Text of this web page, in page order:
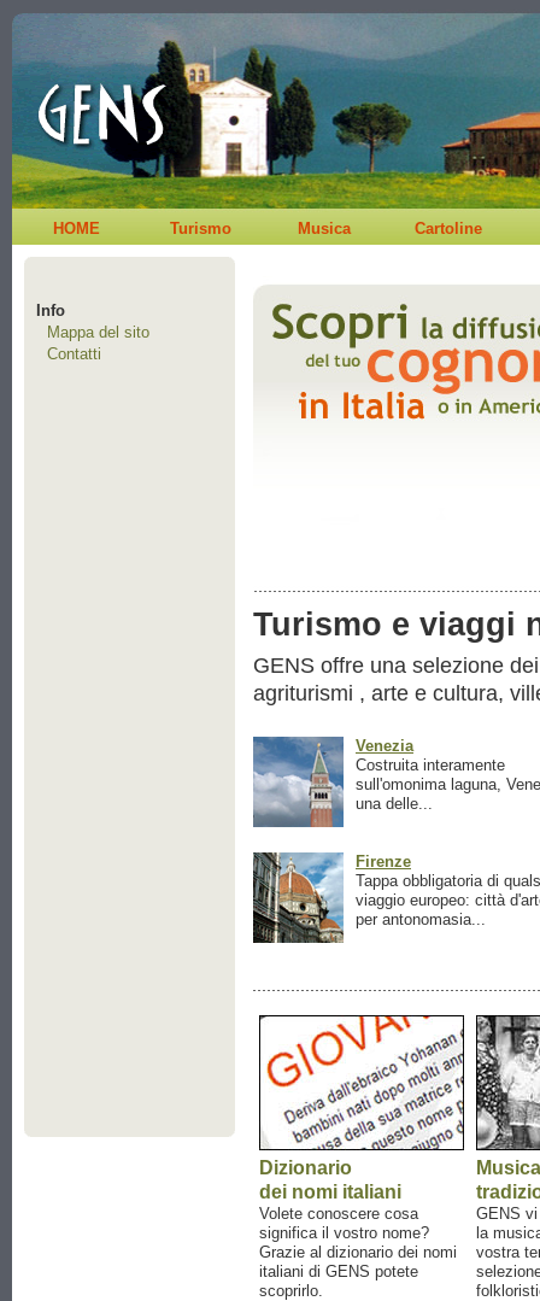
HOME Turismo Musica Cartoline
Info
Mappa del sito
Contatti
Turismo e viaggi
GENS offre una selezione
agriturismi , arte e cultura,
Venezia
Costruita interamente
sull'omonima laguna,
una delle...
Firenze
Tappa obbligatoria di
viaggio europeo: città
per antonomasia...
Dizionario
dei nomi italiani
Volete conoscere cosa
significa il vostro nome?
Grazie al dizionario dei nomi
italiani di GENS potete
scoprirlo.
Musica
GENS
la
vostra